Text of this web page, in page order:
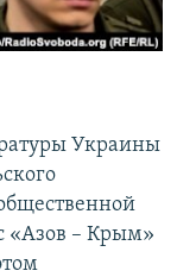
Украины
«Азов – Крым»